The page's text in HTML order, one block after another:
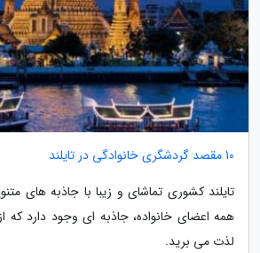
10 مقصد گردشگری خانوادگی در تایلند
تایلند کشوری تماشای و زیبا با جاذبه های
همه اعضای خانواده، جاذبه ای وجود دارد که
لذت می برید.